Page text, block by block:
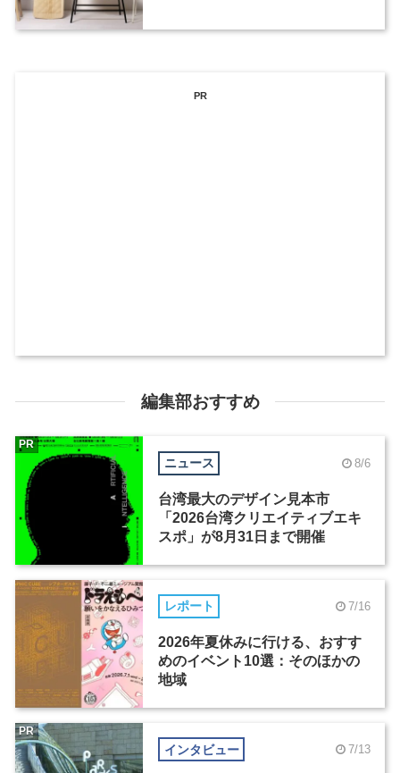
PR
編集部おすすめ
ニュース 8/6
台湾最大のデザイン見本市
「2026台湾クリエイティブエキ
スポ」が8月31日まで開催
PR
レポート 7/16
2026年夏休みに行ける、おすす
めのイベント10選：そのほかの
地域
インタビュー 7/13
PR